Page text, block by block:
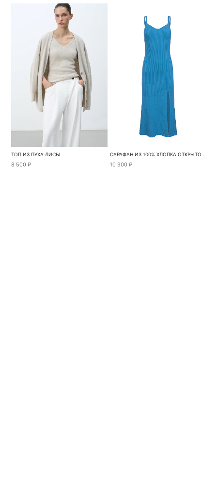
ТОП ИЗ ПУХА ЛИСЫ
8 500 ₽
САРАФАН ИЗ 100% ХЛОПКА ОТКРЫТОЙ СПИНОЙ
10 900 ₽